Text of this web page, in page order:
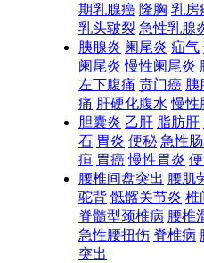
期乳腺癌 隆胸 乳房
乳头皲裂 急性乳腺
胰腺炎 阑尾炎 疝气
阑尾炎 慢性阑尾炎
左下腹痛 贲门癌 胰
痛 肝硬化腹水 慢性
胆囊炎 乙肝 脂肪肝
石 胃炎 便秘 急性
疸 胃癌 慢性胃炎
腰椎间盘突出 腰肌
驼背 骶髂关节炎 椎
脊髓型颈椎病 腰椎
急性腰扭伤 脊椎病
突出